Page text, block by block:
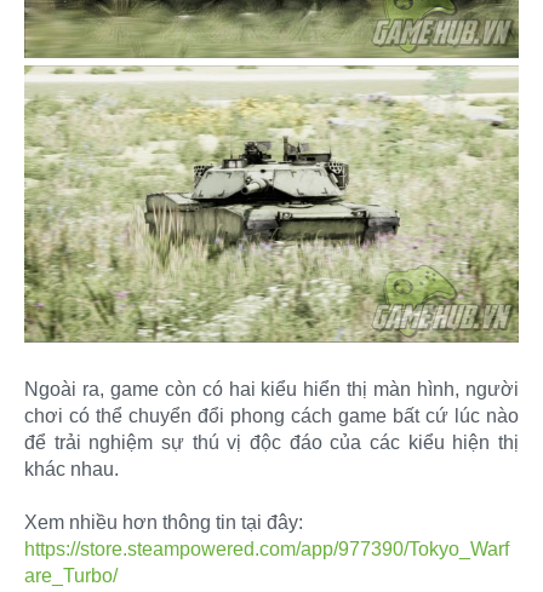
Ngoài ra, game còn có hai kiểu hiển thị màn hình, người
chơi có thể chuyển đổi phong cách game bất cứ lúc nào
để trải nghiệm sự thú vị độc đáo của các kiểu hiện thị
khác nhau.
Xem nhiều hơn thông tin tại đây:
https://store.steampowered.com/app/977390/Tokyo_Warf
are_Turbo/